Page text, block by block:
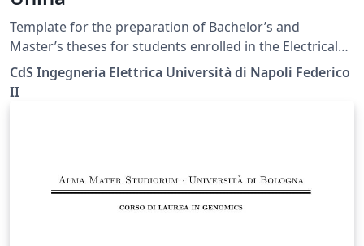
Template for the preparation of Bachelor’s and
Master’s theses for students enrolled in the Electrical
Engineering degree programs at the University of
Naples Federico II, in accordance with the official
CdS Ingegneria Elettrica Università di Napoli Federico
II